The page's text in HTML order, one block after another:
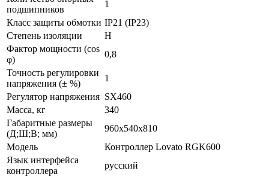
подшипников
1
Класс защиты обмотки IP21 (IP23)
Степень изоляции
H
Фактор мощности (cos
φ)
0,8
Точность регулировки
напряжения (± %)
1
Регулятор напряжения SX460
Масса, кг
340
Габаритные размеры
(Д;Ш;В; мм)
960х540х810
Модель
Контроллер Lovato RGK600
Язык интерфейса
контроллера
русский